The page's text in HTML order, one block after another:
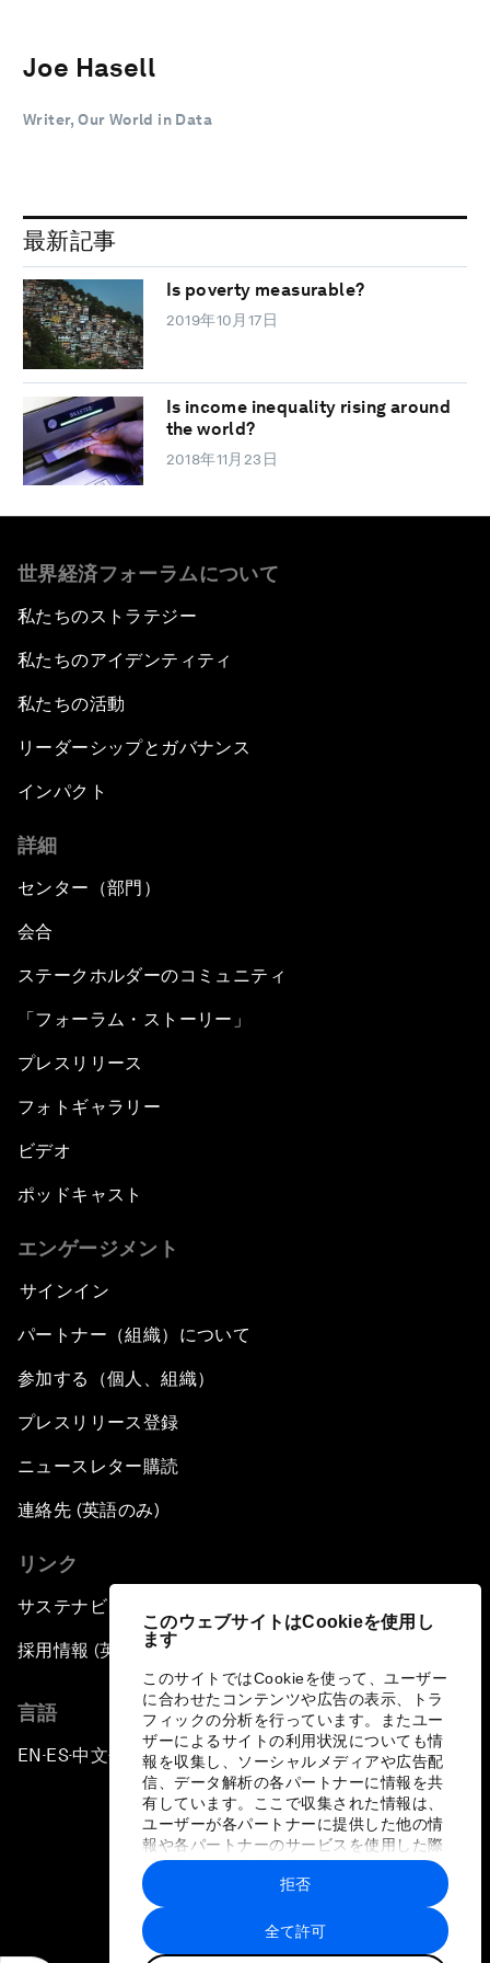
このウェブサイトはCookieを使用し
ます
このサイトではCookieを使って、ユーザー
に合わせたコンテンツや広告の表示、トラ
フィックの分析を行っています。またユー
ザーによるサイトの利用状況についても情
報を収集し、ソーシャルメディアや広告配
信、データ解析の各パートナーに情報を共
有しています。ここで収集された情報は、
ユーザーが各パートナーに提供した他の情
報や各パートナーのサービスを使用した際
に収集された情報と組み合わされ、各パー
トナーによって使用されることがありま
す。
全て許可
拒否
Joe Hasell
Writer, Our World in Data
最新記事
Is poverty measurable?
2019年10月17日
Is income inequality rising around
the world?
2018年11月23日
世界経済フォーラムについて
私たちのストラテジー
私たちのアイデンティティ
私たちの活動
リーダーシップとガバナンス
インパクト
詳細
センター（部門）
会合
ステークホルダーのコミュニティ
「フォーラム・ストーリー」
プレスリリース
フォトギャラリー
ビデオ
ポッドキャスト
エンゲージメント
サインイン
パートナー（組織）について
参加する（個人、組織）
プレスリリース登録
ニュースレター購読
連絡先 (英語のみ)
リンク
サステナビリティへの取り組み
採用情報 (英語のみ)
言語
EN ▪ES▪中文▪ 日本語
プライバシーポリシーと利用規約
サイトマップ